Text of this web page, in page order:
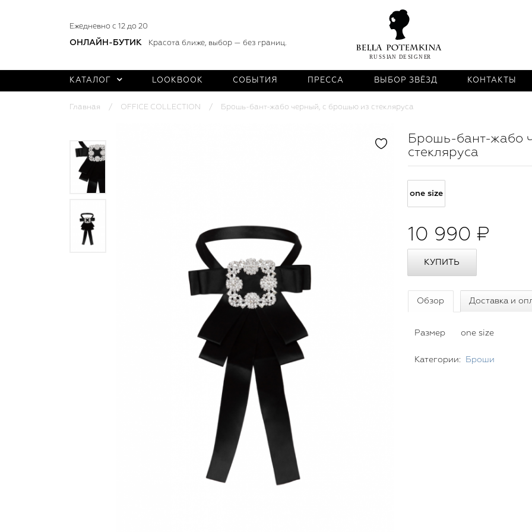
Ежедневно с 12 до 20
ОНЛАЙН-БУТИК Красота ближе, выбор — без границ.
КАТАЛОГ LOOKBOOK СОБЫТИЯ ПРЕССА ВЫБОР ЗВЁЗД КОНТАКТЫ
Главная OFFICE COLLECTION Брошь-бант-жабо черный, с брошью из стекляруса
Брошь-бант-жабо
стекляруса
one size
10 990 ₽
Обзор Доставка и
Размер one size
Категории: Броши